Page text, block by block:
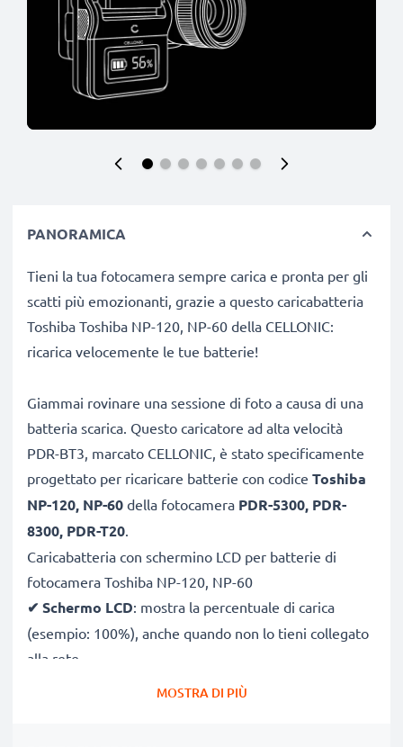
PANORAMICA
Tieni la tua fotocamera sempre carica e pronta per gli
scatti più emozionanti, grazie a questo caricabatteria
Toshiba Toshiba NP-120, NP-60 della CELLONIC:
ricarica velocemente le tue batterie!
Giammai rovinare una sessione di foto a causa di una
batteria scarica. Questo caricatore ad alta velocità
PDR-BT3, marcato CELLONIC, è stato specificamente
progettato per ricaricare batterie con codice Toshiba
NP-120, NP-60 della fotocamera PDR-5300, PDR-
8300, PDR-T20.
Caricabatteria con schermino LCD per batterie di
fotocamera Toshiba NP-120, NP-60
✔ Schermo LCD: mostra la percentuale di carica
(esempio: 100%), anche quando non lo tieni collegato
alla rete
: 100V–250V input
MOSTRA DI PIÙ